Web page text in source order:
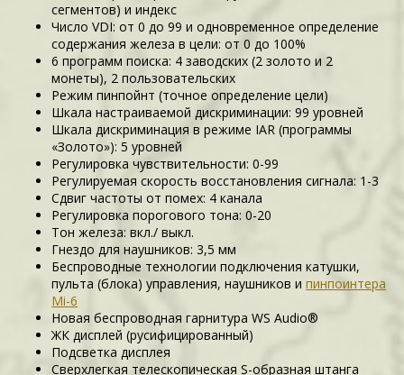
сегментов) и индекс
Число VDI: от 0 до 99 и одновременное определение
содержания железа в цели: от 0 до 100%
6 программ поиска: 4 заводских (2 золото и 2
монеты), 2 пользовательских
Режим пинпойнт (точное определение цели)
Шкала настраиваемой дискриминации: 99 уровней
Шкала дискриминация в режиме IAR (программы
«Золото»): 5 уровней
Регулировка чувствительности: 0-99
Регулируемая скорость восстановления сигнала: 1-3
Сдвиг частоты от помех: 4 канала
Регулировка порогового тона: 0-20
Тон железа: вкл./ выкл.
Гнездо для наушников: 3,5 мм
Беспроводные технологии подключения катушки,
пульта (блока) управления, наушников ипинпоинтера
Mi-6
Новая беспроводная гарнитура WS Audio®
ЖК дисплей (русифицированный)
Подсветка дисплея
Сверхлегкая телескопическая S-образная штанга